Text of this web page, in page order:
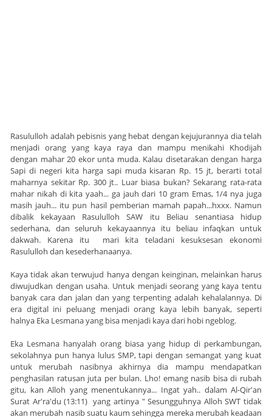
Rasululloh adalah pebisnis yang hebat dengan kejujurannya dia telah
menjadi orang yang kaya raya dan mampu menikahi Khodijah
dengan mahar 20 ekor unta muda. Kalau disetarakan dengan harga
Sapi di negeri kita harga sapi muda kisaran Rp. 15 jt, berarti total
maharnya sekitar Rp. 300 jt.. Luar biasa bukan? Sekarang rata-rata
mahar nikah di kita yaah... ga jauh dari 10 gram Emas, 1/4 nya juga
masih jauh... itu pun hasil pemberian mamah papah...hxxx. Namun
dibalik kekayaan Rasululloh SAW itu Beliau senantiasa hidup
sederhana, dan seluruh kekayaannya itu beliau infaqkan untuk
dakwah. Karena itu mari kita teladani kesuksesan ekonomi
Rasululloh dan kesederhanaanya.
Kaya tidak akan terwujud hanya dengan keinginan, melainkan harus
diwujudkan dengan usaha. Untuk menjadi seorang yang kaya tentu
banyak cara dan jalan dan yang terpenting adalah kehalalannya. Di
era digital ini peluang menjadi orang kaya lebih banyak, seperti
halnya Eka Lesmana yang bisa menjadi kaya dari hobi ngeblog.
Eka Lesmana hanyalah orang biasa yang hidup di perkambungan,
sekolahnya pun hanya lulus SMP, tapi dengan semangat yang kuat
untuk merubah nasibnya akhirnya dia mampu mendapatkan
penghasilan ratusan juta per bulan. Lho! emang nasib bisa di rubah
gitu, kan Alloh yang menentukannya... Ingat yah.. dalam Al-Qir'an
Surat Ar'ra'du (13:11) yang artinya " Sesungguhnya Alloh SWT tidak
akan merubah nasib suatu kaum sehingga mereka merubah keadaan